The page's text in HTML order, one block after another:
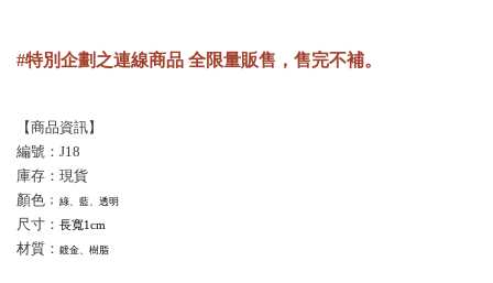
#特別企劃之連線商品 全限量販售，售完不補。
【商品資訊】
編號：J18
庫存：現貨
顏色﹔ 綠、藍、透明
尺寸： 長寬1cm
材質： 鍍金、樹脂